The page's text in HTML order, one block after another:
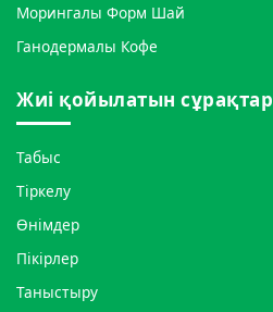
Морингалы Форм Шай
Ганодермалы Кофе
Жиі қойылатын сұрақтар
Табыс
Тіркелу
Өнімдер
Пікірлер
Таныстыру